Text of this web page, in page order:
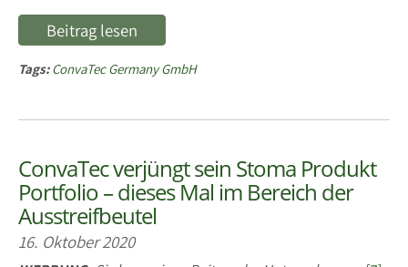
Beitrag lesen
Tags:ConvaTec Germany GmbH
ConvaTec verjüngt sein Stoma Produkt
Portfolio – dieses Mal im Bereich der
Ausstreifbeutel
16. Oktober 2020